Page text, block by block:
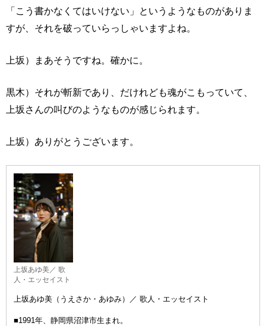
「こう書かなくてはいけない」というようなものがありま
すが、それを破っていらっしゃいますよね。
上坂）まあそうですね。確かに。
黒木）それが斬新であり、だけれども魂がこもっていて、
上坂さんの叫びのようなものが感じられます。
上坂）ありがとうございます。
上坂あゆ美／ 歌
人・エッセイスト
上坂あゆ美（うえさか・あゆみ）／ 歌人・エッセイスト
■1991年、静岡県沼津市生まれ。